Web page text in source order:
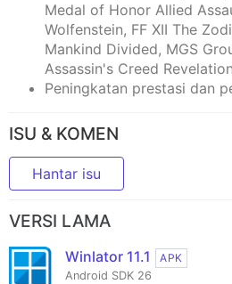
Medal of Honor Allied
Wolfenstein, FF XII The
Mankind Divided, MGS
Assassin's Creed
Peningkatan prestasi dan
ISU & KOMEN
Hantar isu
VERSI LAMA
Winlator 11.1
APK
Android SDK 26